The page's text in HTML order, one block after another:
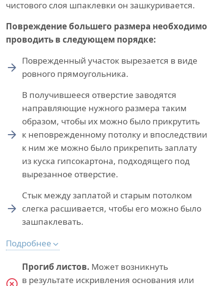
чистового слоя шпаклевки он зашкуривается.
Повреждение большего размера необходимо
проводить в следующем порядке:
Поврежденный участок вырезается в виде
ровного прямоугольника.
В получившееся отверстие заводятся
направляющие нужного размера таким
образом, чтобы их можно было прикрутить
к неповрежденному потолку и впоследствии
к ним же можно было прикрепить заплату
из куска гипсокартона, подходящего под
вырезанное отверстие.
Стык между заплатой и старым потолком
слегка расшивается, чтобы его можно было
зашпаклевать.
Подробнее
Прогиб листов. Может возникнуть
в результате искривления основания или